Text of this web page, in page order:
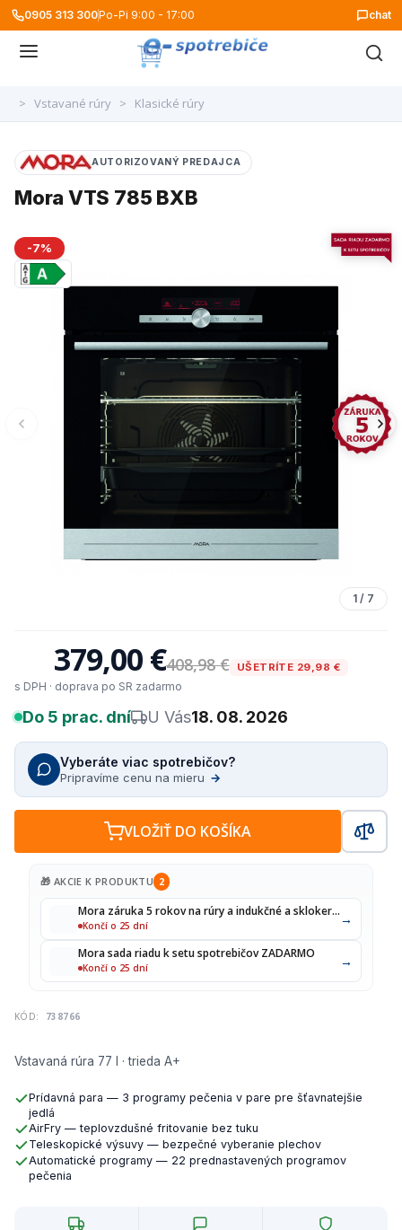
0905 313 300Po-Pi 9:00 - 17:00 chat
> Vstavané rúry > Klasické rúry
-7%
1 / 7
AUTORIZOVANÝ PREDAJCA
Mora VTS 785 BXB
Vstavaná rúra 77 l · trieda A+
Prídavná para — 3 programy pečenia v pare pre šťavnatejšie
jedlá
AirFry — teplovzdušné fritovanie bez tuku
Teleskopické výsuvy — bezpečné vyberanie plechov
Automatické programy — 22 prednastavených programov
pečenia
379,00 €408,98 € UŠETRÍTE 29,98 €
s DPH · doprava po SR zadarmo
Do 5 prac. dní U Vás18. 08. 2026
Vyberáte viac spotrebičov?
Pripravíme cenu na mieru →
VLOŽIŤ DO KOŠÍKA
🎁 AKCIE K PRODUKTU 2
Mora záruka 5 rokov na rúry a indukčné a sklokeramické varné dosky
Končí o 25 dní →
Mora sada riadu k setu spotrebičov ZADARMO
Končí o 25 dní →
KÓD: 738766